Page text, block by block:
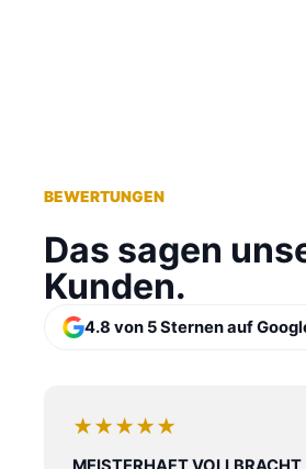
BEWERTUNGEN
Das sagen
Kunden.
4.8 von 5 Sternen auf
★★★★★